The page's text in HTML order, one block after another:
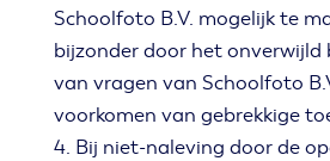
Schoolfoto B.V. mogelijk te
bijzonder door het onverwijld
van vragen van Schoolfoto
voorkomen van gebrekkige
4. Bij niet-naleving door de